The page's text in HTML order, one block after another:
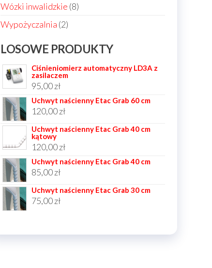
Wózki inwalidzkie 88
Wypożyczalnia 22
LOSOWE PRODUKTY
Ciśnieniomierz automatyczny LD3A z
zasilaczem
95,00zł
Uchwyt naścienny Etac Grab 60 cm
120,00zł
Uchwyt naścienny Etac Grab 40 cm
kątowy
120,00zł
Uchwyt naścienny Etac Grab 40 cm
85,00zł
Uchwyt naścienny Etac Grab 30 cm
75,00zł